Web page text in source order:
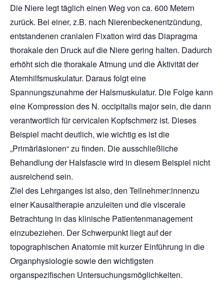
Die Niere legt täglich einen Weg von ca. 600 Metern
zurück. Bei einer, z.B. nach Nierenbeckenentzündung,
entstandenen cranialen Fixation wird das Diapragma
thorakale den Druck auf die Niere gering halten. Dadurch
erhöht sich die thorakale Atmung und die Aktivität der
Atemhilfsmuskulatur. Daraus folgt eine
Spannungszunahme der Halsmuskulatur. Die Folge kann
eine Kompression des N. occipitalis major sein, die dann
verantwortlich für cervicalen Kopfschmerz ist. Dieses
Beispiel macht deutlich, wie wichtig es ist die
„Primärläsionen“ zu finden. Die ausschließliche
Behandlung der Halsfascie wird in diesem Beispiel nicht
ausreichend sein.
Ziel des Lehrganges ist also, den Teilnehmer:innenzu
einer Kausaltherapie anzuleiten und die viscerale
Betrachtung in das klinische Patientenmanagement
einzubeziehen. Der Schwerpunkt liegt auf der
topographischen Anatomie mit kurzer Einführung in die
Organphysiologie sowie den wichtigsten
organspezifischen Untersuchungsmöglichkeiten.